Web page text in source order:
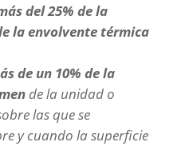
del 25% de la
la envolvente térmica
de un 10% de la
de la unidad o
las que se
y cuando la superficie